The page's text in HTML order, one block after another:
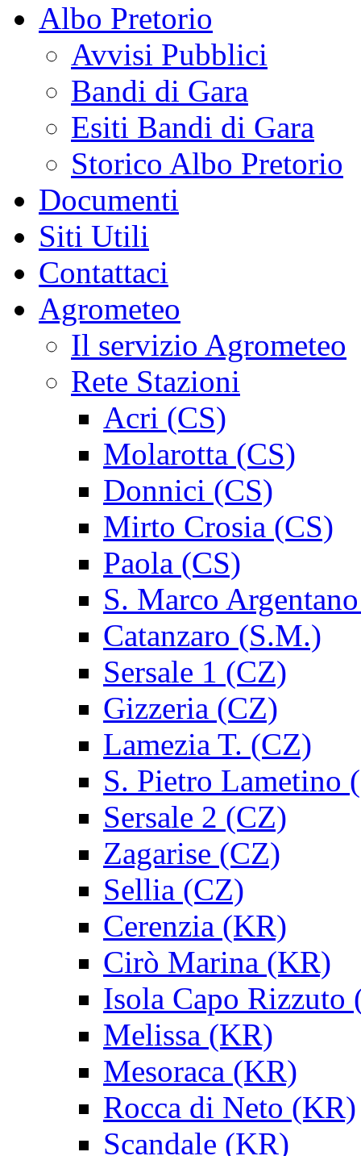
Albo Pretorio
Avvisi Pubblici
Bandi di Gara
Esiti Bandi di Gara
Storico Albo Pretorio
Documenti
Siti Utili
Contattaci
Agrometeo
Il servizio Agrometeo
Rete Stazioni
Acri (CS)
Molarotta (CS)
Donnici (CS)
Mirto Crosia (CS)
Paola (CS)
S. Marco
Catanzaro (S.M.)
Sersale 1 (CZ)
Gizzeria (CZ)
Lamezia T. (CZ)
S. Pietro Lametino
Sersale 2 (CZ)
Zagarise (CZ)
Sellia (CZ)
Cerenzia (KR)
Cirò Marina (KR)
Isola Capo Rizzuto
Melissa (KR)
Mesoraca (KR)
Rocca di Neto (KR)
Scandale (KR)